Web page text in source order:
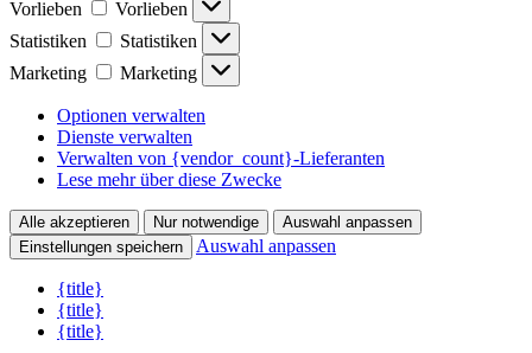
Vorlieben
Vorlieben
Statistiken
Statistiken
Marketing
Marketing
Optionen verwalten
Dienste verwalten
Verwalten von {vendor_count}-Lieferanten
Lese mehr über diese Zwecke
Alle akzeptieren Nur notwendige
Auswahl anpassen
Einstellungen speichern
Auswahl anpassen
{title}
{title}
{title}